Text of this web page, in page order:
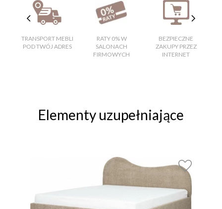
TRANSPORT MEBLI
POD TWÓJ ADRES
RATY 0% W
SALONACH
FIRMOWYCH
BEZPIECZNE
ZAKUPY PRZEZ
INTERNET
Elementy uzupełniające